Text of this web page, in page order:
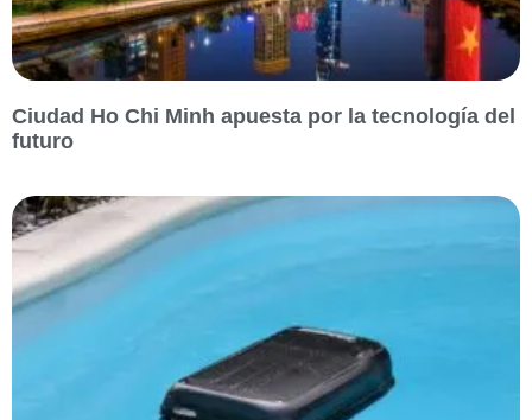
Ciudad Ho Chi Minh apuesta por la tecnología del
futuro